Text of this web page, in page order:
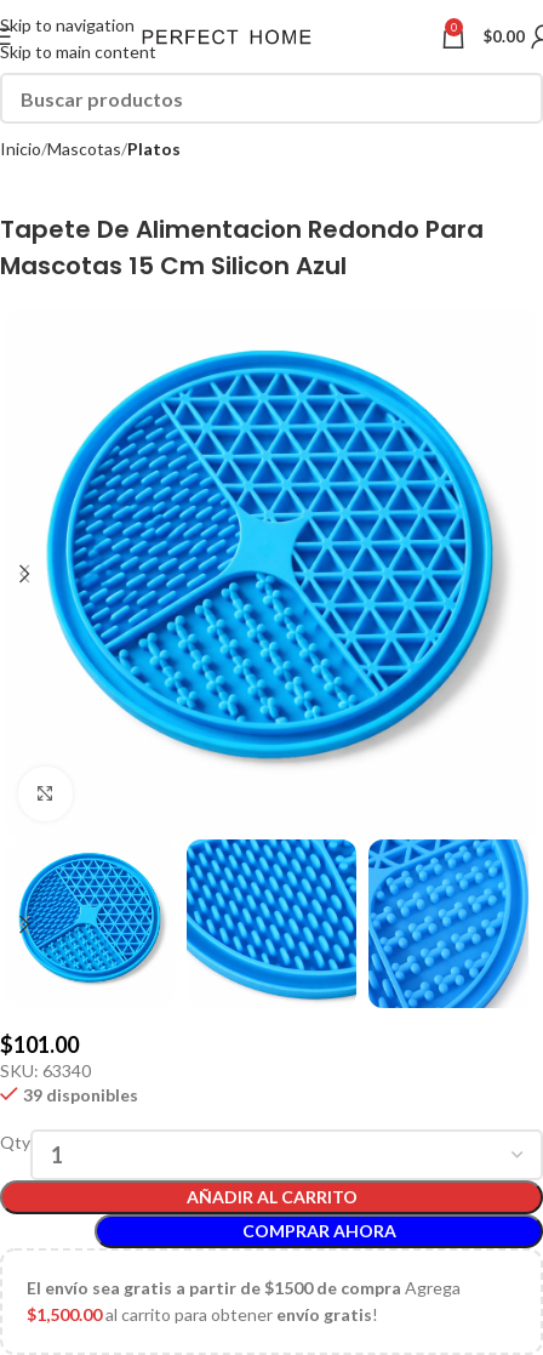
Skip to navigation
Skip to main content
0 $0.00
Inicio Mascotas Platos
Tapete De Alimentacion Redondo Para
Mascotas 15 Cm Silicon Azul
$101.00
SKU: 63340
39 disponibles
Qty
AÑADIR AL CARRITO
COMPRAR AHORA
El envío sea gratis a partir de $1500 de compra Agrega
$1,500.00al carrito para obtener envío gratis!